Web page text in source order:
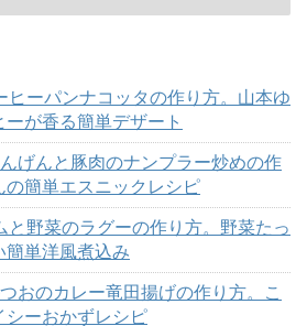
ヒーパンナコッタの作り方。山本ゆ
が香る簡単デザート
げんと豚肉のナンプラー炒めの作
の簡単エスニックレシピ
と野菜のラグーの作り方。野菜たっ
単洋風煮込み
おのカレー竜田揚げの作り方。こ
シーおかずレシピ